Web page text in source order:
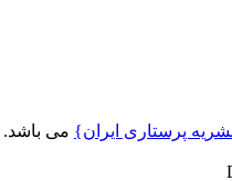
پرستاری ایران}می باشد.